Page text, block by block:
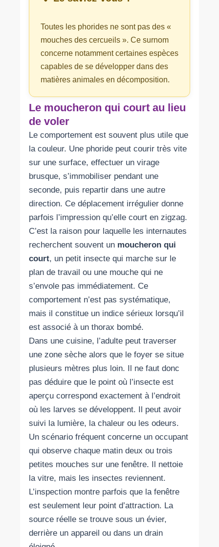
Toutes les phorides ne sont pas des «
mouches des cercueils ». Ce surnom
concerne notamment certaines espèces
capables de se développer dans des
matières animales en décomposition.
Le moucheron qui court au lieu
de voler
Le comportement est souvent plus utile que
la couleur. Une phoride peut courir très vite
sur une surface, effectuer un virage
brusque, s’immobiliser pendant une
seconde, puis repartir dans une autre
direction. Ce déplacement irrégulier donne
parfois l’impression qu’elle court en zigzag.
C’est la raison pour laquelle les internautes
recherchent souvent un moucheron qui
court, un petit insecte qui marche sur le
plan de travail ou une mouche qui ne
s’envole pas immédiatement. Ce
comportement n’est pas systématique,
mais il constitue un indice sérieux lorsqu’il
est associé à un thorax bombé.
Dans une cuisine, l’adulte peut traverser
une zone sèche alors que le foyer se situe
plusieurs mètres plus loin. Il ne faut donc
pas déduire que le point où l’insecte est
aperçu correspond exactement à l’endroit
où les larves se développent. Il peut avoir
suivi la lumière, la chaleur ou les odeurs.
Un scénario fréquent concerne un occupant
qui observe chaque matin deux ou trois
petites mouches sur une fenêtre. Il nettoie
la vitre, mais les insectes reviennent.
L’inspection montre parfois que la fenêtre
est seulement leur point d’attraction. La
source réelle se trouve sous un évier,
derrière un appareil ou dans un drain